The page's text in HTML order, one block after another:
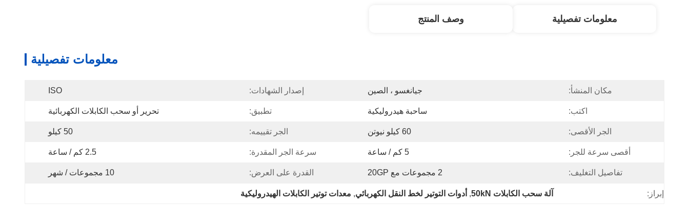
معلومات تفصيلية وصف المنتج
معلومات تفصيلية
مكان المنشأ: جيانغسو ، الصين إصدار الشهادات: ISO
اكتب: ساحبة هيدروليكية تطبيق: تحرير أو سحب الكابلات الكهربائية
الجر الأقصى: 60 كيلو نيوتن الجر تقييمه: 50 كيلو
أقصى سرعة للجر: 5 كم / ساعة سرعة الجر المقدرة: 2.5 كم / ساعة
تفاصيل التغليف: 2 مجموعات مع 20GP القدرة على العرض: 10 مجموعات / شهر
إبراز: آلة سحب الكابلات 50kN , أدوات التوتير لخط النقل الكهربائي, معدات توتير الكابلات الهيدروليكية